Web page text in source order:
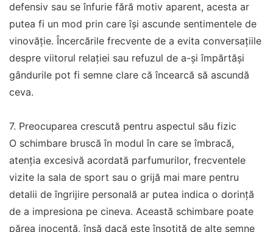
defensiv sau se înfurie fără motiv aparent, acesta ar
putea fi un mod prin care își ascunde sentimentele de
vinovăție. Încercările frecvente de a evita conversațiile
despre viitorul relației sau refuzul de a-și împărtăși
gândurile pot fi semne clare că încearcă să ascundă
ceva.
7. Preocuparea crescută pentru aspectul său fizic
O schimbare bruscă în modul în care se îmbracă,
atenția excesivă acordată parfumurilor, frecventele
vizite la sala de sport sau o grijă mai mare pentru
detalii de îngrijire personală ar putea indica o dorință
de a impresiona pe cineva. Această schimbare poate
părea inocentă, însă dacă este însoțită de alte semne